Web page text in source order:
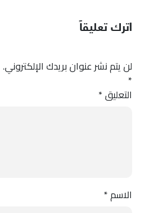
اترك تعليقاً
لن يتم نشر عنوان بريدك الإلكتروني.
*
التعليق*
الاسم*